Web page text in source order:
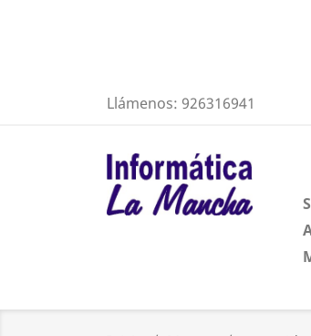
Llámenos: 926316941